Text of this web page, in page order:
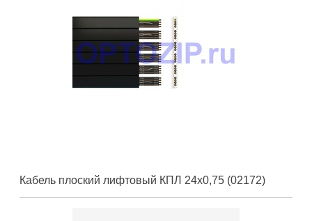
Кабель плоский лифтовый КПЛ 24х0,75 (02172)